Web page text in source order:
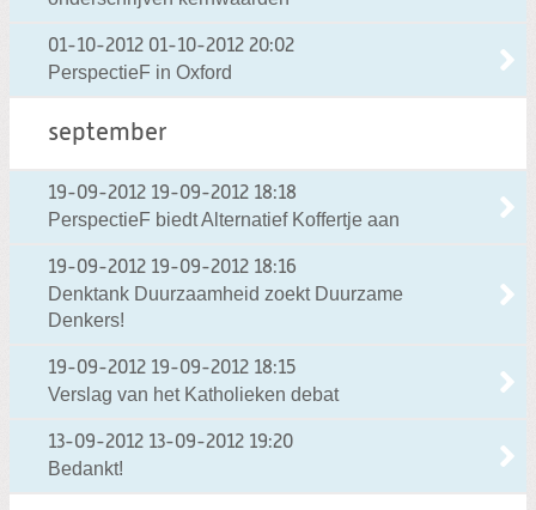
01-10-2012 01-10-2012 20:02
PerspectieF in Oxford
september
19-09-2012 19-09-2012 18:18
PerspectieF biedt Alternatief Koffertje aan
19-09-2012 19-09-2012 18:16
Denktank Duurzaamheid zoekt Duurzame
Denkers!
19-09-2012 19-09-2012 18:15
Verslag van het Katholieken debat
13-09-2012 13-09-2012 19:20
Bedankt!